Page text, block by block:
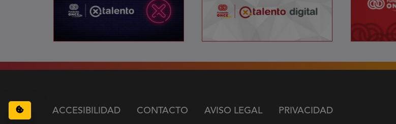
Configuración de cookies
ACCESIBILIDAD CONTACTO AVISO LEGAL PRIVACIDAD